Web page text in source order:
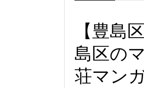
【豊島
島区の
荘マン